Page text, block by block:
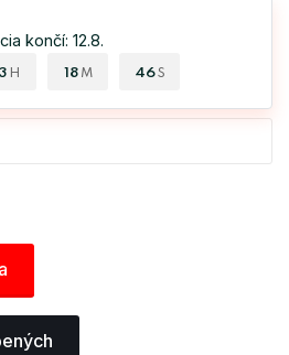
končí: 12.8.
H 18 M 46 S